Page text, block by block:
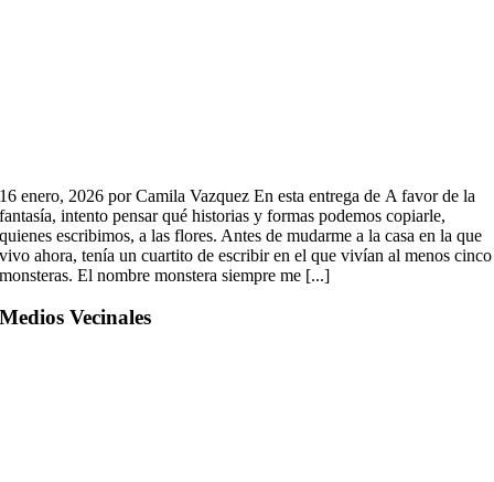
16 enero, 2026 por Camila Vazquez En esta entrega de A favor de la
fantasía, intento pensar qué historias y formas podemos copiarle,
quienes escribimos, a las flores. Antes de mudarme a la casa en la que
vivo ahora, tenía un cuartito de escribir en el que vivían al menos cinco
monsteras. El nombre monstera siempre me [...]
Medios Vecinales